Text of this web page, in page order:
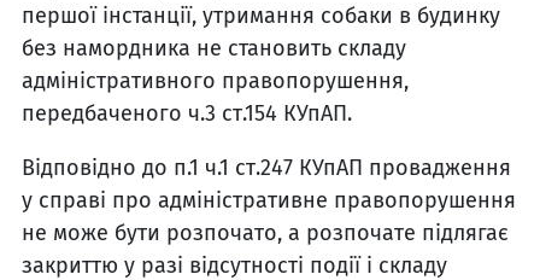
першої інстанції, утримання собаки в будинку
без намордника не становить складу
адміністративного правопорушення,
передбаченого ч.3 ст.154 КУпАП.
Відповідно до п.1 ч.1 ст.247 КУпАП провадження
у справі про адміністративне правопорушення
не може бути розпочато, а розпочате підлягає
закриттю у разі відсутності події і складу